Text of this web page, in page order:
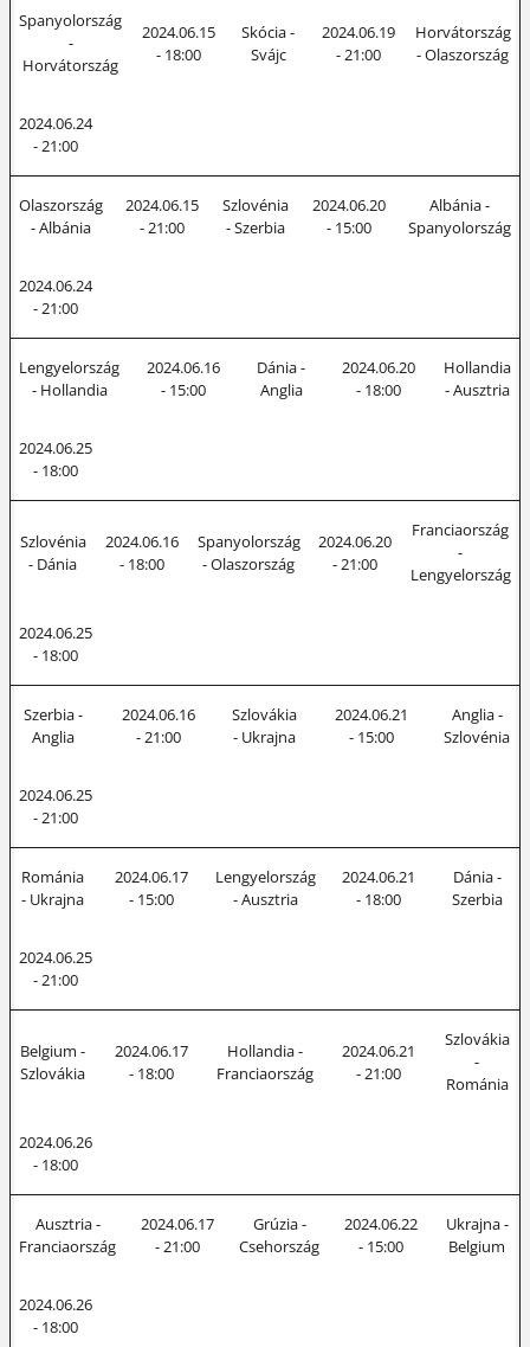
Spanyolország
-
Horvátország
2024.06.15
- 18:00
Skócia -
Svájc
2024.06.19
- 21:00
Horvátország
- Olaszország
2024.06.24
- 21:00
Olaszország
- Albánia
2024.06.15
- 21:00
Szlovénia
- Szerbia
2024.06.20
- 15:00
Albánia -
Spanyolország
2024.06.24
- 21:00
Lengyelország
- Hollandia
2024.06.16
- 15:00
Dánia -
Anglia
2024.06.20
- 18:00
Hollandia
- Ausztria
2024.06.25
- 18:00
Szlovénia
- Dánia
2024.06.16
- 18:00
Spanyolország
- Olaszország
2024.06.20
- 21:00
Franciaország
-
Lengyelország
2024.06.25
- 18:00
Szerbia -
Anglia
2024.06.16
- 21:00
Szlovákia
- Ukrajna
2024.06.21
- 15:00
Anglia -
Szlovénia
2024.06.25
- 21:00
Románia
- Ukrajna
2024.06.17
- 15:00
Lengyelország
- Ausztria
2024.06.21
- 18:00
Dánia -
Szerbia
2024.06.25
- 21:00
Belgium -
Szlovákia
2024.06.17
- 18:00
Hollandia -
Franciaország
2024.06.21
- 21:00
Szlovákia
-
Románia
2024.06.26
- 18:00
Ausztria -
Franciaország
2024.06.17
- 21:00
Grúzia -
Csehország
2024.06.22
- 15:00
Ukrajna -
Belgium
2024.06.26
- 18:00